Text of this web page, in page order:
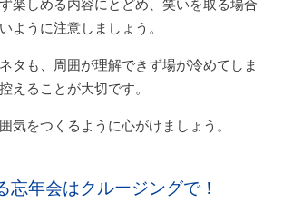
楽しめる内容にとどめ、笑いを取る場合
ように注意しましょう。
タも、周囲が理解できず場が冷めてしま
えることが大切です。
気をつくるように心がけましょう。
忘年会はクルージングで！